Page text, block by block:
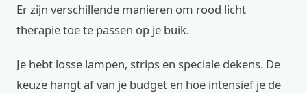
Er zijn verschillende manieren om rood licht
therapie toe te passen op je buik.
Je hebt losse lampen, strips en speciale dekens. De
keuze hangt af van je budget en hoe intensief je de